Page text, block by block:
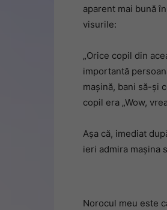
aparent mai bună
visurile:
„Orice copil din
importantă
mașină, bani să-și
copil era „Wow,
Așa că, imediat
ieri admira mașina
Norocul meu este